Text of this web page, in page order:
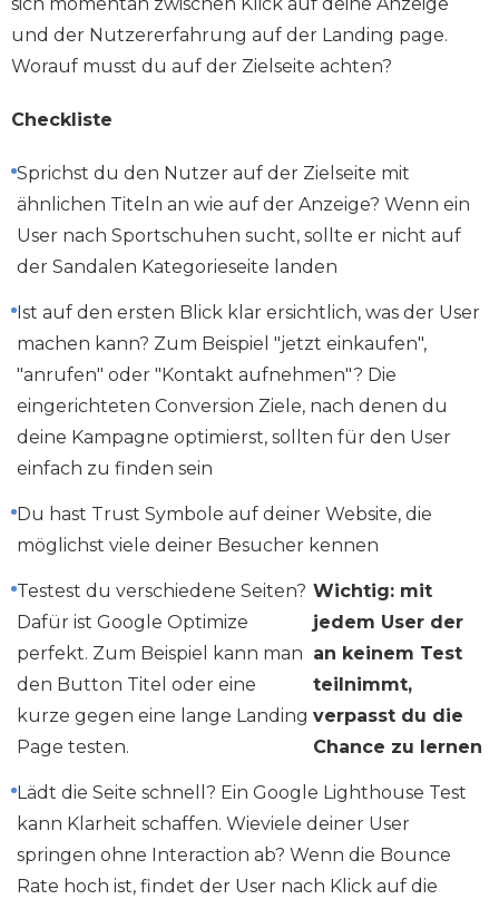
und der Nutzererfahrung auf der Landing page.
Worauf musst du auf der Zielseite achten?
Checkliste
Sprichst du den Nutzer auf der Zielseite mit
ähnlichen Titeln an wie auf der Anzeige? Wenn ein
User nach Sportschuhen sucht, sollte er nicht auf
der Sandalen Kategorieseite landen
Ist auf den ersten Blick klar ersichtlich, was der User
machen kann? Zum Beispiel "jetzt einkaufen",
"anrufen" oder "Kontakt aufnehmen"? Die
eingerichteten Conversion Ziele, nach denen du
deine Kampagne optimierst, sollten für den User
einfach zu finden sein
Du hast Trust Symbole auf deiner Website, die
möglichst viele deiner Besucher kennen
Testest du verschiedene Seiten?
Dafür ist Google Optimize
perfekt. Zum Beispiel kann man
den Button Titel oder eine
kurze gegen eine lange Landing
Page testen.
Wichtig: mit
jedem User der
an keinem Test
teilnimmt,
verpasst du die
Chance zu lernen
Lädt die Seite schnell? Ein Google Lighthouse Test
kann Klarheit schaffen. Wieviele deiner User
springen ohne Interaction ab? Wenn die Bounce
Rate hoch ist, findet der User nach Klick auf die